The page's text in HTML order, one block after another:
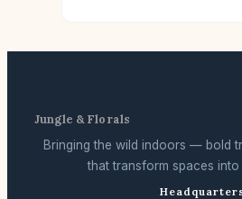
Jungle & Florals
Bringing the wild indoors — bold
that transform spaces into